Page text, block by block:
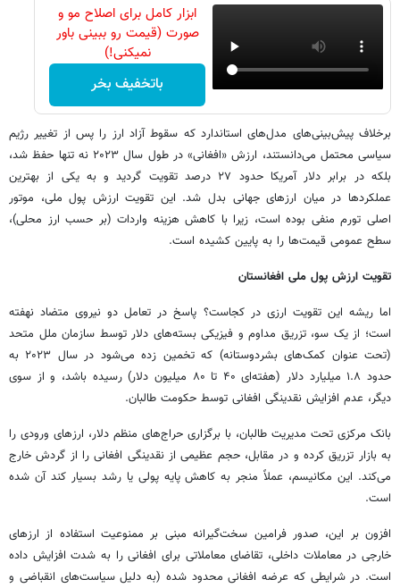
ابزار کامل برای اصلاح مو و
صورت (قیمت رو ببینی باور
نمیکنی!)
باتخفیف بخر
برخلاف پیش‌بینی‌های مدل‌های استاندارد که سقوط آزاد ارز را پس از تغییر رژیم
سیاسی محتمل می‌دانستند، ارزش «افغانی» در طول سال ۲۰۲۳ نه تنها حفظ شد،
بلکه در برابر دلار آمریکا حدود ۲۷ درصد تقویت گردید و به یکی از بهترین
عملکردها در میان ارزهای جهانی بدل شد. این تقویت ارزش پول ملی، موتور
اصلی تورم منفی بوده است، زیرا با کاهش هزینه واردات (بر حسب ارز محلی)،
سطح عمومی قیمت‌ها را به پایین کشیده است.
تقویت ارزش پول ملی افغانستان
اما ریشه این تقویت ارزی در کجاست؟ پاسخ در تعامل دو نیروی متضاد نهفته
است؛ از یک سو، تزریق مداوم و فیزیکی بسته‌های دلار توسط سازمان ملل متحد
(تحت عنوان کمک‌های بشردوستانه) که تخمین زده می‌شود در سال ۲۰۲۳ به
حدود ۱.۸ میلیارد دلار (هفته‌ای ۴۰ تا ۸۰ میلیون دلار) رسیده باشد، و از سوی
دیگر، عدم افزایش نقدینگی افغانی توسط حکومت طالبان.
بانک مرکزی تحت مدیریت طالبان، با برگزاری حراج‌های منظم دلار، ارزهای ورودی را
به بازار تزریق کرده و در مقابل، حجم عظیمی از نقدینگی افغانی را از گردش خارج
می‌کند. این مکانیسم، عملاً منجر به کاهش پایه پولی یا رشد بسیار کند آن شده
است.
افزون بر این، صدور فرامین سخت‌گیرانه مبنی بر ممنوعیت استفاده از ارزهای
خارجی در معاملات داخلی، تقاضای معاملاتی برای افغانی را به شدت افزایش داده
است. در شرایطی که عرضه افغانی محدود شده (به دلیل سیاست‌های انقباضی و